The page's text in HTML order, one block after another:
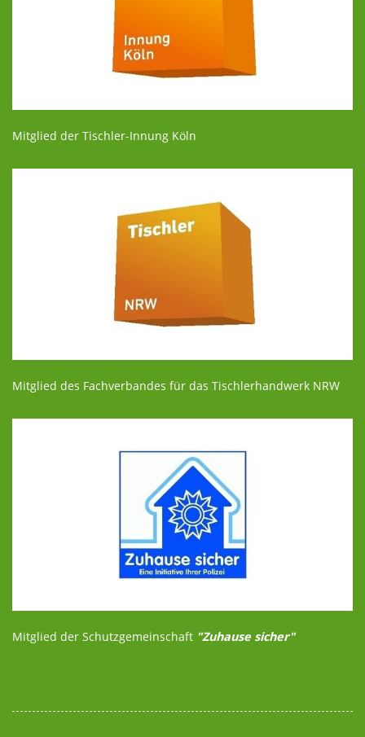
Mitglied der Tischler-Innung Köln
Mitglied des Fachverbandes für das Tischlerhandwerk NRW
Mitglied der Schutzgemeinschaft "Zuhause sicher"